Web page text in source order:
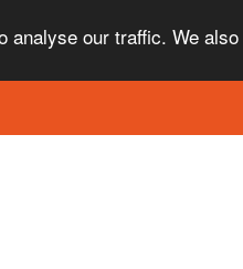
our traffic. We